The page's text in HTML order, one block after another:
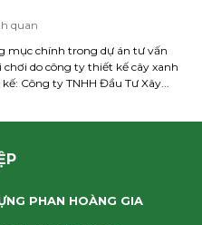
quan
mục chính trong dự án tư vấn
do công ty thiết kế cây xanh
Công ty TNHH Đầu Tư Xây...
PHAN HOÀNG GIA